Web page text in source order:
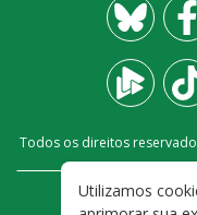
Todos os direitos
Utilizamos